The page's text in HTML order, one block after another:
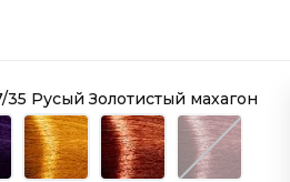
35 Русый Золотистый махагон